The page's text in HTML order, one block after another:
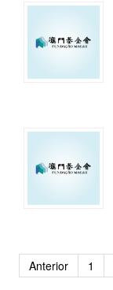
Anterior 1